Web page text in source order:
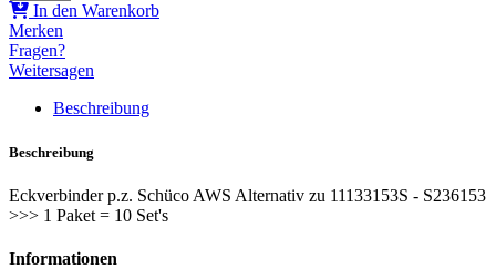
In den Warenkorb
Merken
Fragen?
Weitersagen
Beschreibung
Beschreibung
Eckverbinder p.z. Schüco AWS Alternativ zu 11133153S - S236153
>>> 1 Paket = 10 Set's
Informationen